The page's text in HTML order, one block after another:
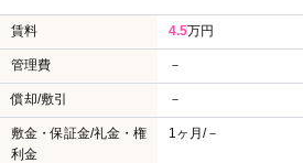
賃料 4.5万円
管理費 －
償却/敷引 －
敷金・保証金/礼金・権
利金
1ヶ月/－